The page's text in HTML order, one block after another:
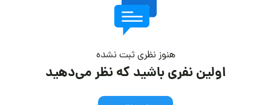
هنوز نظری ثبت نشده
اولین نفری باشید که نظر می‌دهید